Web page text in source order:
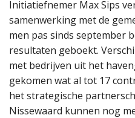
Initiatiefnemer Max Sips
samenwerking met de
men pas sinds september
resultaten geboekt.
met bedrijven uit het
gekomen wat al tot 17
het strategische
Nissewaard kunnen nog